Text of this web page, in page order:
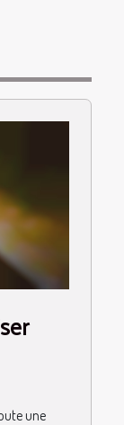
une